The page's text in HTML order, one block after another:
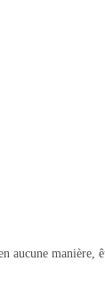
aucune